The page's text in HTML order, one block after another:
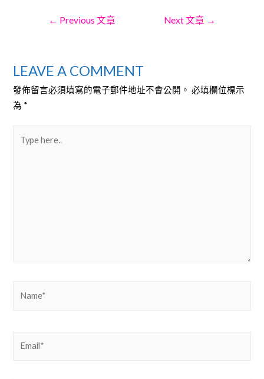
文
章
← Previous 文章 Next 文章 →
LEAVE A COMMENT
發佈留言必須填寫的電子郵件地址不會公開。 必填欄位標示
為 *
here..